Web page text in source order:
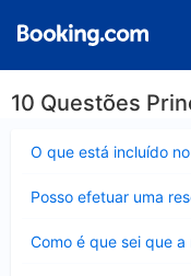
10 Questões
O que está incluído
fechado
Posso efetuar uma
fechado
Como é que sei que
fechado